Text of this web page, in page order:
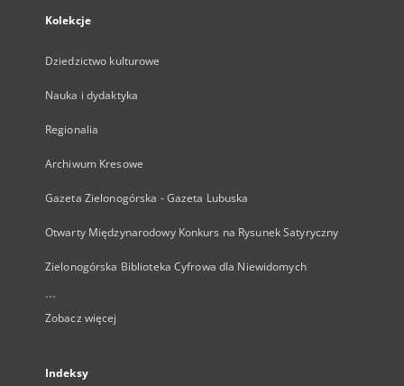
Kolekcje
Dziedzictwo kulturowe
Nauka i dydaktyka
Regionalia
Archiwum Kresowe
Gazeta Zielonogórska - Gazeta Lubuska
Otwarty Międzynarodowy Konkurs na Rysunek Satyryczny
Zielonogórska Biblioteka Cyfrowa dla Niewidomych
...
Zobacz więcej
Indeksy